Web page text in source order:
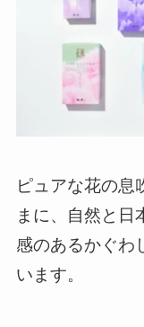
ピュアな花の息
まに、自然と日
感のあるかぐわ
います。